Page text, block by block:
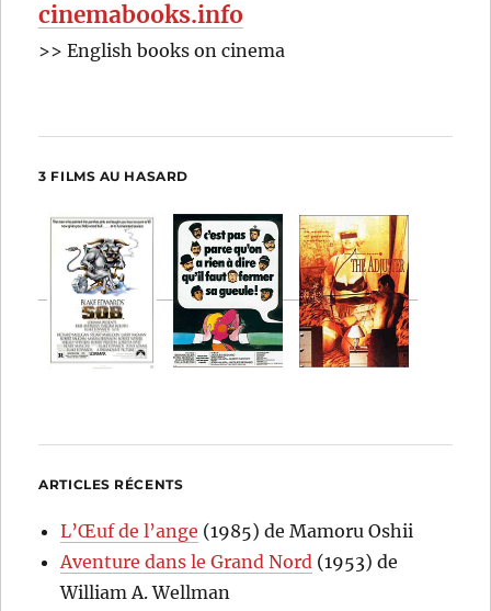
cinemabooks.info
>> English books on cinema
3 FILMS AU HASARD
ARTICLES RÉCENTS
L’Œuf de l’ange (1985) de Mamoru Oshii
Aventure dans le Grand Nord (1953) de
William A. Wellman